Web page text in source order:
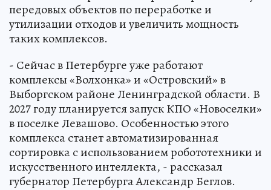
передовых объектов по переработке и
утилизации отходов и увеличить мощность
таких комплексов.
- Сейчас в Петербурге уже работают
комплексы «Волхонка» и «Островский» в
Выборгском районе Ленинградской области. В
2027 году планируется запуск КПО «Новоселки»
в поселке Левашово. Особенностью этого
комплекса станет автоматизированная
сортировка с использованием робототехники и
искусственного интеллекта, - рассказал
губернатор Петербурга Александр Беглов.